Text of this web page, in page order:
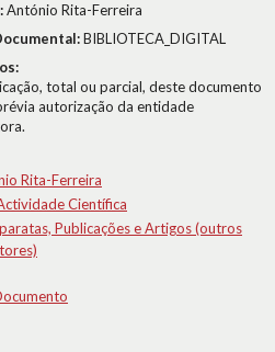
António Rita-Ferreira
BIBLIOTECA_DIGITAL
total ou parcial, deste documento
autorização da entidade
Rita-Ferreira
Científica
Publicações e Artigos (outros